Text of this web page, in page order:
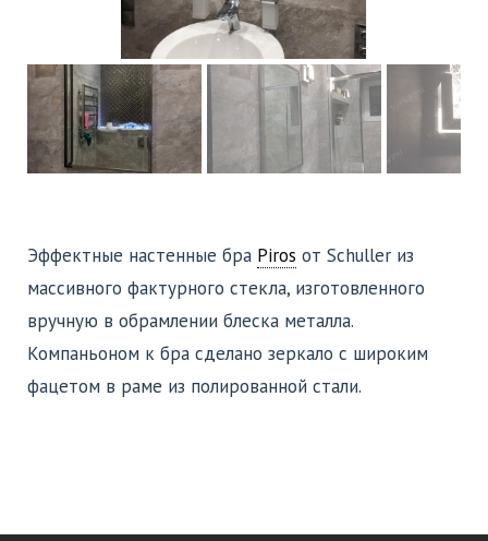
Эффектные настенные бра Piros от Schuller из
массивного фактурного стекла, изготовленного
вручную в обрамлении блеска металла.
Компаньоном к бра сделано зеркало с широким
фацетом в раме из полированной стали.